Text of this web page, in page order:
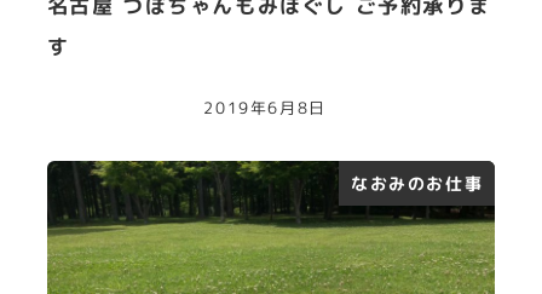
す
2019年6月8日
なおみのお仕事